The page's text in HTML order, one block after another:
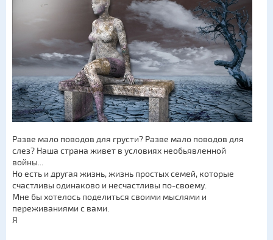
Разве мало поводов для грусти? Разве мало поводов для
слез? Наша страна живет в условиях необьявленной
войны...
Но есть и другая жизнь, жизнь простых семей, которые
счастливы одинаково и несчастливы по-своему.
Мне бы хотелось поделиться своими мыслями и
переживаниями с вами.
Я